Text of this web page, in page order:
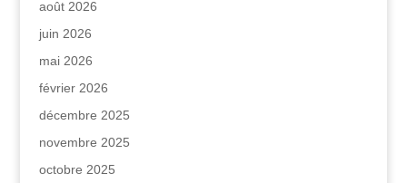
août 2026
juin 2026
mai 2026
février 2026
décembre 2025
novembre 2025
octobre 2025